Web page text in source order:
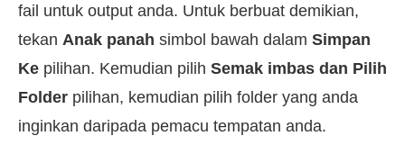
fail untuk output anda. Untuk berbuat demikian,
tekan Anak panah simbol bawah dalam Simpan
Ke pilihan. Kemudian pilih Semak imbas dan Pilih
Folder pilihan, kemudian pilih folder yang anda
inginkan daripada pemacu tempatan anda.